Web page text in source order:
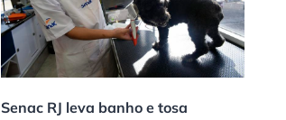
Senac RJ leva banho e tosa